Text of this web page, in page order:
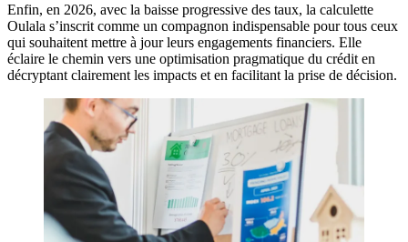
Enfin, en 2026, avec la baisse progressive des taux, la calculette
Oulala s’inscrit comme un compagnon indispensable pour tous ceux
qui souhaitent mettre à jour leurs engagements financiers. Elle
éclaire le chemin vers une optimisation pragmatique du crédit en
décryptant clairement les impacts et en facilitant la prise de décision.